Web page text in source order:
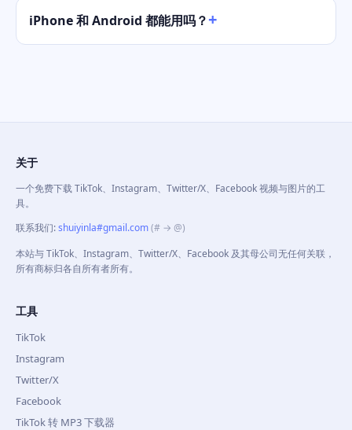
iPhone 和 Android 都能用吗？
关于
一个免费下载 TikTok、Instagram、Twitter/X、Facebook 视频与图片的工
具。
联系我们:shuiyinla#gmail.com(# → @)
本站与 TikTok、Instagram、Twitter/X、Facebook 及其母公司无任何关联，
所有商标归各自所有者所有。
工具
TikTok
Instagram
Twitter/X
Facebook
TikTok 转 MP3 下载器